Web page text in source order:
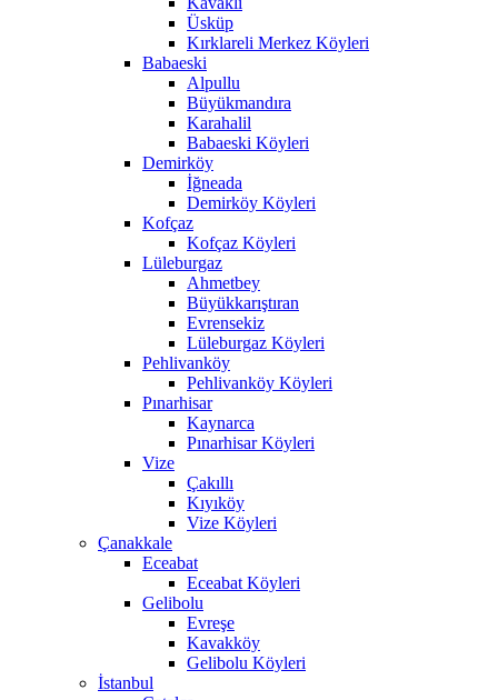
Üsküp
Kırklareli Merkez Köyleri
Babaeski
Alpullu
Büyükmandıra
Karahalil
Babaeski Köyleri
Demirköy
İğneada
Demirköy Köyleri
Kofçaz
Kofçaz Köyleri
Lüleburgaz
Ahmetbey
Büyükkarıştıran
Evrensekiz
Lüleburgaz Köyleri
Pehlivanköy
Pehlivanköy Köyleri
Pınarhisar
Kaynarca
Pınarhisar Köyleri
Vize
Çakıllı
Kıyıköy
Vize Köyleri
Çanakkale
Eceabat
Eceabat Köyleri
Gelibolu
Evreşe
Kavakköy
Gelibolu Köyleri
İstanbul